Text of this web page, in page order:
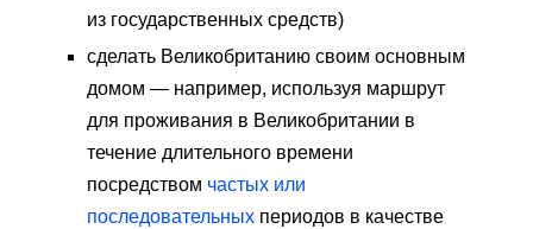
из государственных средств)
сделать Великобританию своим основным
домом — например, используя маршрут
для проживания в Великобритании в
течение длительного времени
посредством частых или
последовательных периодов в качестве